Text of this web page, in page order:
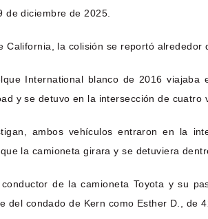
de diciembre de 2025.
California, la colisión se reportó
International blanco de 2016
y se detuvo en la intersección de cuatro
ambos vehículos entraron en la
la camioneta girara y se detuviera
de la camioneta Toyota y su
del condado de Kern como Esther D., de